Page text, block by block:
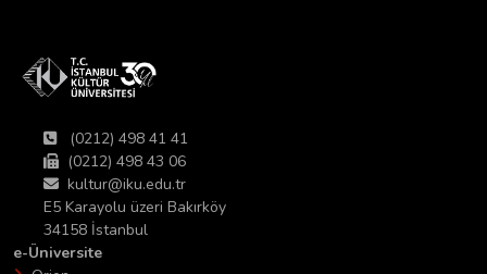
(0212) 498 41 41
(0212) 498 43 06
kultur@iku.edu.tr
E5 Karayolu üzeri Bakırköy
34158 İstanbul
e-Üniversite